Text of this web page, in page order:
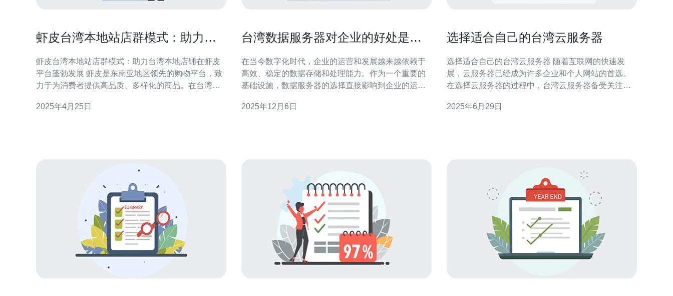
虾皮台湾本地站店群模式：助力台
虾皮台湾本地站店群模式：助力台湾本地店铺在虾皮
平台蓬勃发展 虾皮是东南亚地区领先的购物平台，致
力于为消费者提供高品质、多样化的商品。在台湾，
皮台湾本地站店群模式。这种模式通过聚集本地店
2025年4月25日
台湾数据服务器对企业的好处是什
在当今数字化时代，企业的运营和发展越来越依赖于
高效、稳定的数据存储和处理能力。作为一个重要的
基础设施，数据服务器的选择直接影响到企业的运营
的地理位置和技术支持，正在成为越来越多企业的首
2025年12月6日
选择适合自己的台湾云服务器
选择适合自己的台湾云服务器 随着互联网的快速发
展，云服务器已经成为许多企业和个人网站的首选。
在选择云服务器的过程中，台湾云服务器备受关注。
想选择。 在选择台湾云服务器时，首先需要考虑的是
2025年6月29日